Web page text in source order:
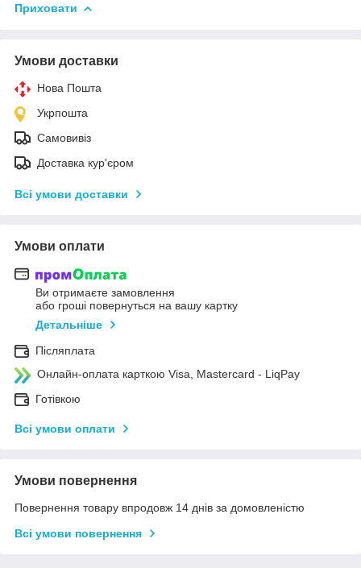
Приховати
Умови доставки
Нова Пошта
Укрпошта
Самовивіз
Доставка кур'єром
Всі умови доставки
Умови оплати
Ви отримаєте замовлення
або гроші повернуться на вашу картку
Детальніше
Післяплата
Онлайн-оплата карткою Visa, Mastercard - LiqPay
Готівкою
Всі умови оплати
Умови повернення
Повернення товару впродовж 14 днів за домовленістю
Всі умови повернення